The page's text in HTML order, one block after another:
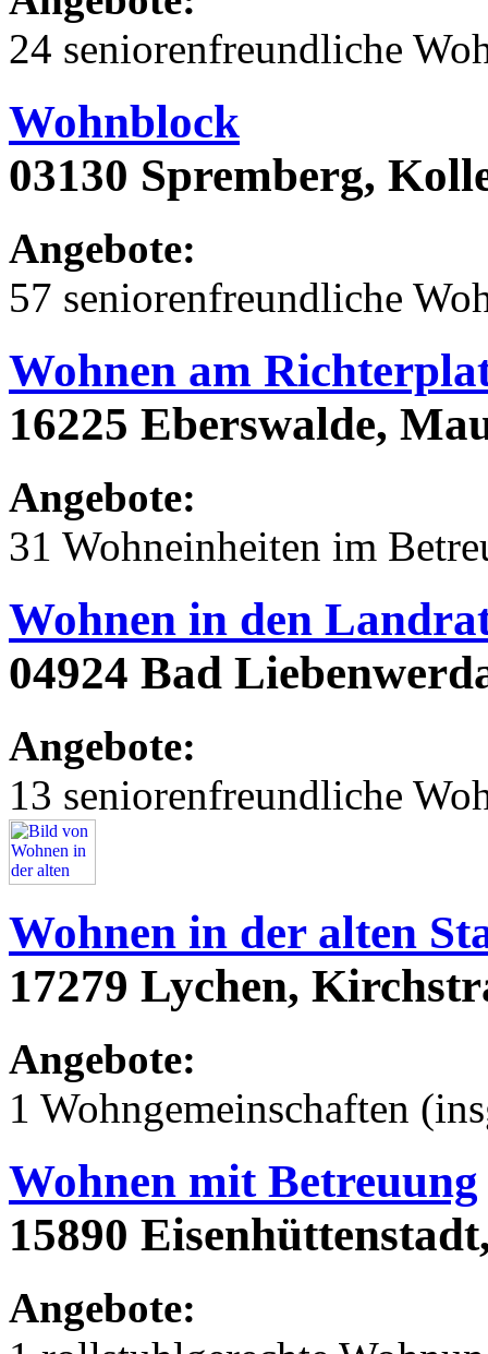
24 seniorenfreundliche
Wohnblock
03130 Spremberg,
Angebote:
57 seniorenfreundliche
Wohnen am
16225 Eberswalde,
Angebote:
31 Wohneinheiten im
Wohnen in den
04924 Bad
Angebote:
13 seniorenfreundliche
Wohnen in der alten
17279 Lychen,
Angebote:
1 Wohngemeinschaften
Wohnen mit Betreuung
15890
Angebote: